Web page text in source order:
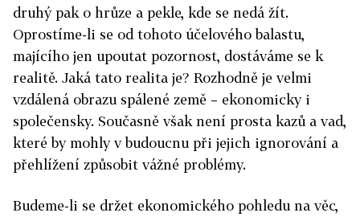
druhý pak o hrůze a pekle, kde se nedá žít.
Oprostíme-li se od tohoto účelového balastu,
majícího jen upoutat pozornost, dostáváme se k
realitě. Jaká tato realita je? Rozhodně je velmi
vzdálená obrazu spálené země – ekonomicky i
společensky. Současně však není prosta kazů a vad,
které by mohly v budoucnu při jejich ignorování a
přehlížení způsobit vážné problémy.
Budeme-li se držet ekonomického pohledu na věc,